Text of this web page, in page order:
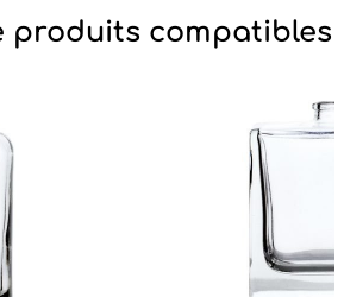
produits compatibles